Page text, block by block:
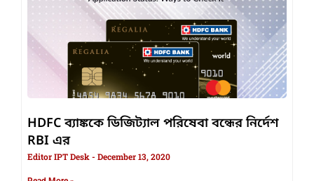
HDFC ব্যাঙ্ককে ডিজিট্যাল পরিষেবা বন্ধের নির্দেশ
RBI এর
Editor IPT Desk December 13, 2020